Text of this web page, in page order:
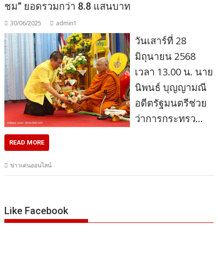
ชม” ยอดรวมกว่า 8.8 แสนบาท
30/06/2025 admin1
วันเสาร์ที่ 28
มิถุนายน 2568
เวลา 13.00 น. นาย
นิพนธ์ บุญญามณี
อดีตรัฐมนตรีช่วย
ว่าการกระทรว…
READ MORE
ข่าวเด่นออนไลน์
Like Facebook